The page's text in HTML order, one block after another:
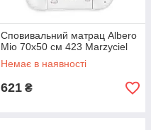
Сповивальний матрац Albero
Mio 70x50 см 423 Marzyciel
Немає в наявності
621 ₴